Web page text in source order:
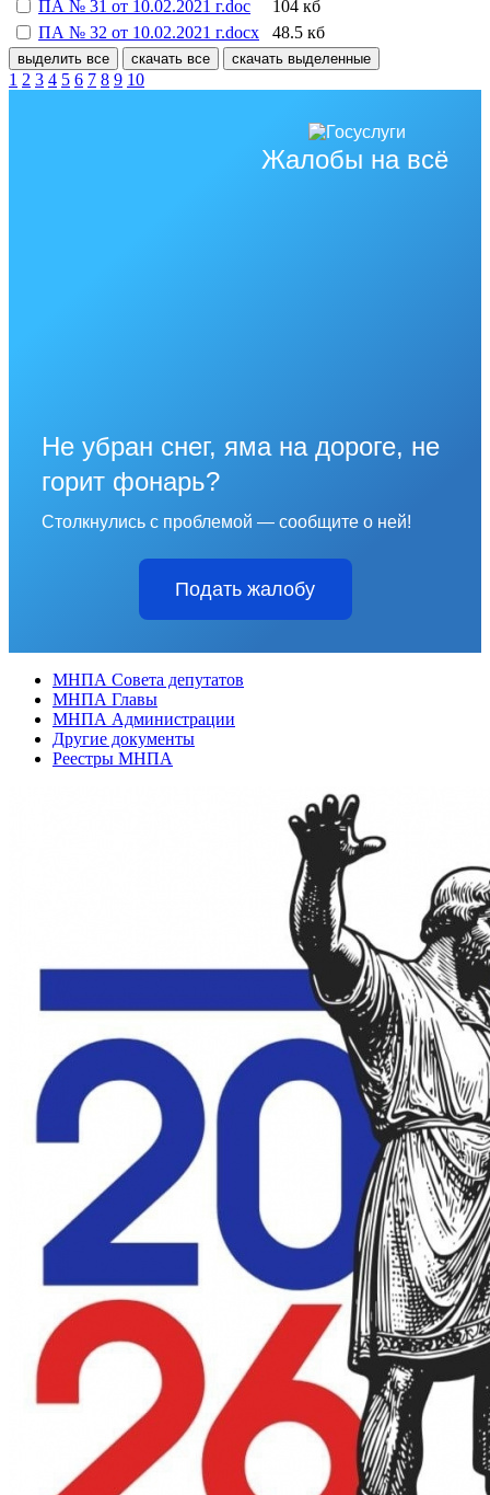
ПА № 31 от 10.02.2021 г.doc
104 кб
ПА № 32 от 10.02.2021 г.docx
48.5 кб
выделить все скачать все скачать выделенные
1 2 3 4 5 6 7 8 9 10
Жалобы на всё
Не убран снег, яма на дороге, не
горит фонарь?
Столкнулись с проблемой — сообщите о ней!
Подать жалобу
МНПА Совета депутатов
МНПА Главы
МНПА Администрации
Другие документы
Реестры МНПА